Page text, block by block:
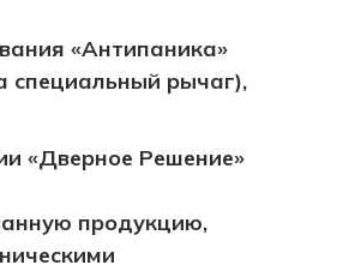
«Антипаника»
специальный рычаг),
«Дверное Решение»
продукцию,